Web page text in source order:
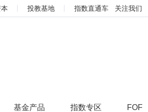
投教基地 指数直通车 关注我们
基金产品 指数专区 FOF